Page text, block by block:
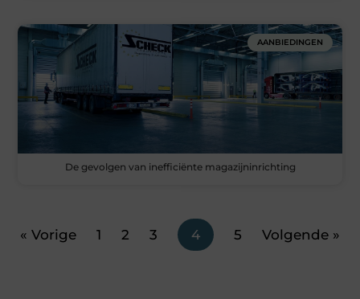
AANBIEDINGEN
De gevolgen van inefficiënte magazijninrichting
« Vorige 1 2 3 4 5 Volgende »